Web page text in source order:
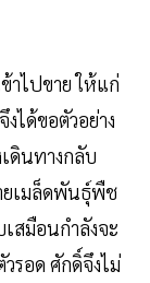
าไปขาย ให้แก่
ได้ขอตัวอย่าง
ดินทางกลับ
ยเมล็ดพันธุ์พืช
สมือนกำลังจะ
รอด ศักดิ์จึงไม่